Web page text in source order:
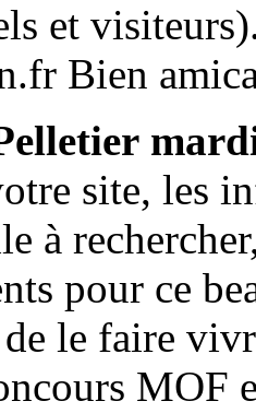
et
Bien
site, les
à
pour ce
le faire
MOF